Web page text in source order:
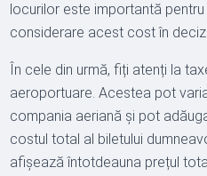
locurilor este importantă
considerare acest cost în
În cele din urmă, fiți atenți la
aeroportuare. Acestea pot
compania aeriană și pot
costul total al biletului
afișează întotdeauna prețul